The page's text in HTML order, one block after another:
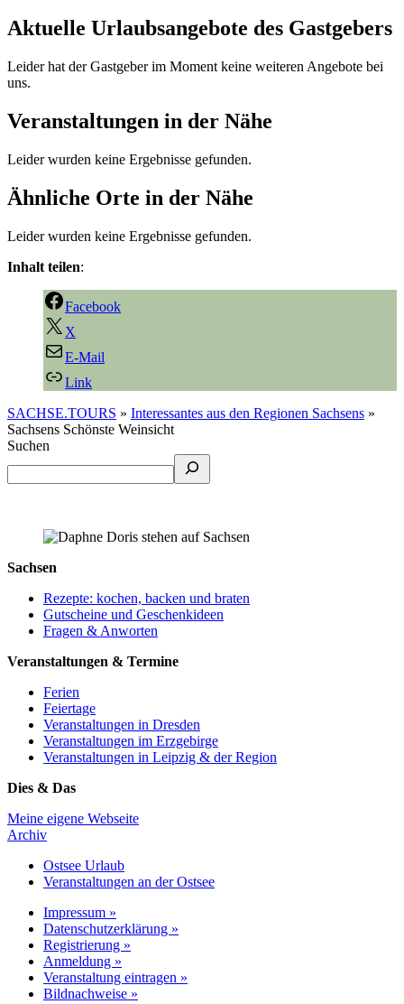
Aktuelle Urlaubsangebote des Gastgebers
Leider hat der Gastgeber im Moment keine weiteren Angebote bei
uns.
Veranstaltungen in der Nähe
Leider wurden keine Ergebnisse gefunden.
Ähnliche Orte in der Nähe
Leider wurden keine Ergebnisse gefunden.
Inhalt teilen:
Facebook
X
E-Mail
Link
SACHSE.TOURS » Interessantes aus den Regionen Sachsens »
Sachsens Schönste Weinsicht
Suchen
Sachsen
Rezepte: kochen, backen und braten
Gutscheine und Geschenkideen
Fragen & Anworten
Veranstaltungen & Termine
Ferien
Feiertage
Veranstaltungen in Dresden
Veranstaltungen im Erzgebirge
Veranstaltungen in Leipzig & der Region
Dies & Das
Meine eigene Webseite
Archiv
Ostsee Urlaub
Veranstaltungen an der Ostsee
Impressum »
Datenschutzerklärung »
Registrierung »
Anmeldung »
Veranstaltung eintragen »
Bildnachweise »